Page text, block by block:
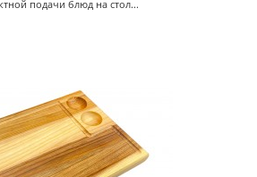
подачи блюд на стол...